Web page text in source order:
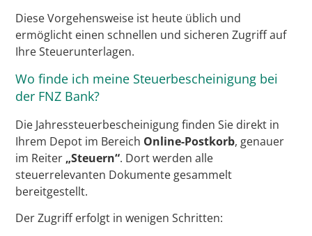
Diese Vorgehensweise ist heute üblich und
ermöglicht einen schnellen und sicheren Zugriff auf
Ihre Steuerunterlagen.
Wo finde ich meine Steuerbescheinigung bei
der FNZ Bank?
Die Jahressteuerbescheinigung finden Sie direkt in
Ihrem Depot im Bereich Online-Postkorb, genauer
im Reiter „Steuern“. Dort werden alle
steuerrelevanten Dokumente gesammelt
bereitgestellt.
Der Zugriff erfolgt in wenigen Schritten: